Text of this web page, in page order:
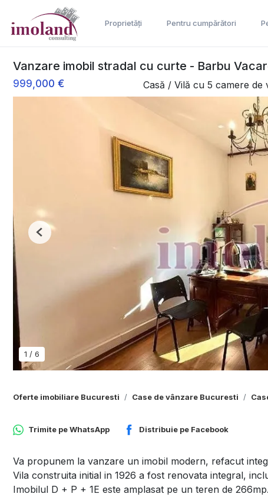
Proprietăți Pentru cumpărători
Vanzare imobil stradal cu curte - Barbu
999,000 € Casă / Vilă cu 5 camere de
1 / 6
Previous
Oferte imobiliare Bucuresti Case de vânzare Bucuresti
Trimite peWhatsApp Distribuie pe Facebook
Va propunem la vanzare un imobil modern, refacut
Vila construita initial in 1926 a fost renovata integral,
Imobilul D + P + 1E este amplasat pe un teren de 266mp.